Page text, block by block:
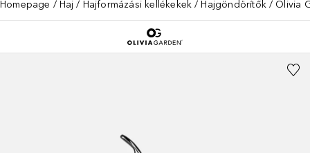
Homepage Haj Hajformázási kellékekek Hajgöndörítők Olivia